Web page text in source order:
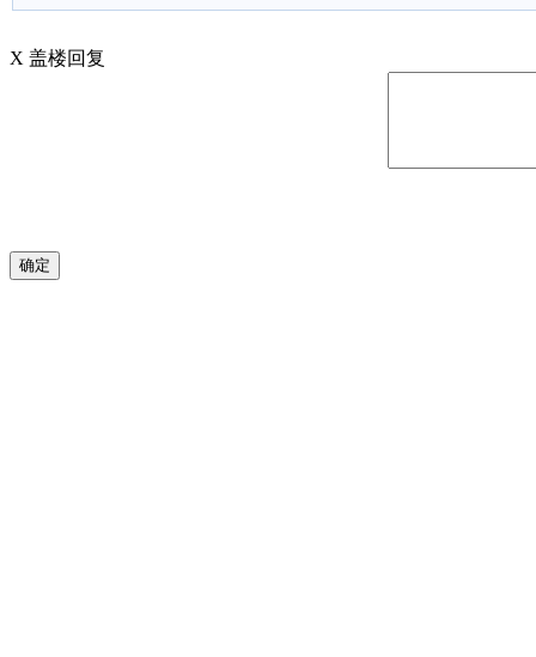
X 盖楼回复